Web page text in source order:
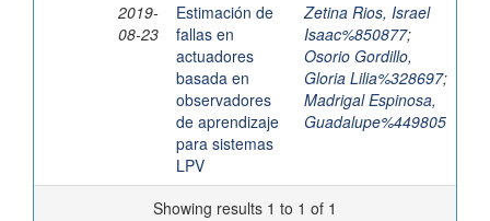
2019-
08-23
Estimación de
fallas en
actuadores
basada en
observadores
de aprendizaje
para sistemas
LPV
Zetina Rios, Israel
Isaac%850877;
Osorio Gordillo,
Gloria Lilia%328697;
Madrigal Espinosa,
Guadalupe%449805
Showing results 1 to 1 of 1